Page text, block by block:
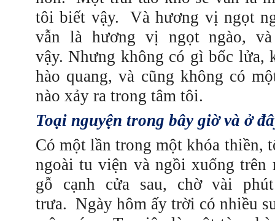
tôi biết vậy.
Và hương vị ngọt
vẫn là hương vị ngọt ngào,
vậy. Nhưng không có gì bốc lửa,
hào quang, và cũng không có
nào xảy ra trong tâm tôi.
Toại nguyện trong bây giờ và ở
Có một lần trong một khóa thiền,
ngoài tu viện và ngồi xuống trên
gỗ cạnh cửa sau, chờ vài
trưa. Ngày hôm ấy trời có nhiều